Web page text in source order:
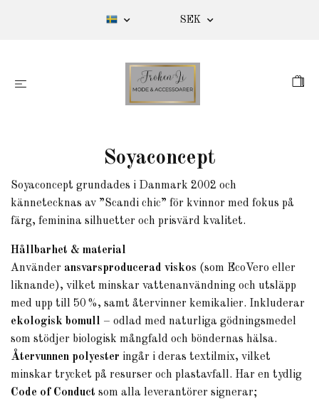
SEK
Soyaconcept
Soyaconcept grundades i Danmark 2002 och
kännetecknas av ”Scandi chic” för kvinnor med fokus på
färg, feminina silhuetter och prisvärd kvalitet.
Hållbarhet & material
Använder ansvarsproducerad viskos (som EcoVero eller
liknande), vilket minskar vattenanvändning och utsläpp
med upp till 50 %, samt återvinner kemikalier. Inkluderar
ekologisk bomull – odlad med naturliga gödningsmedel
som stödjer biologisk mångfald och böndernas hälsa.
Återvunnen polyester ingår i deras textilmix, vilket
minskar trycket på resurser och plastavfall. Har en tydlig
Code of Conduct som alla leverantörer signerar;